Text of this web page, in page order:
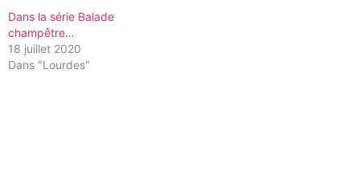
Dans la série Balade
champêtre…
18 juillet 2020
Dans "Lourdes"